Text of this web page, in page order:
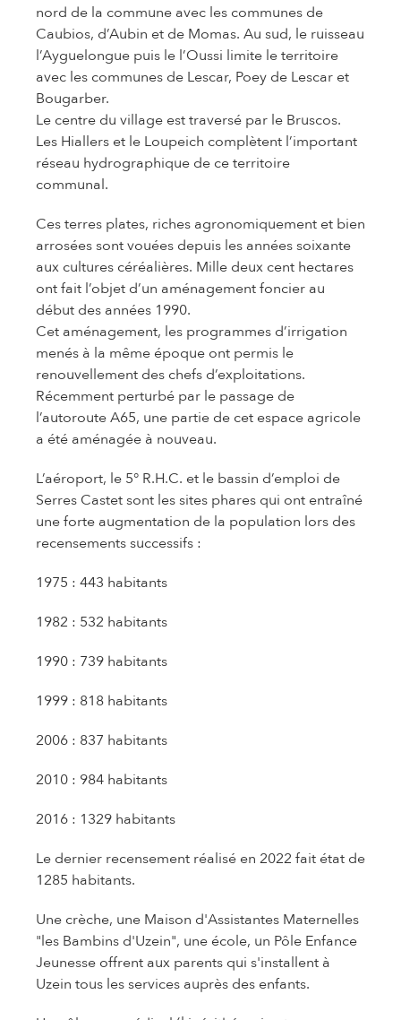
nord de la commune avec les communes de
Caubios, d’Aubin et de Momas. Au sud, le ruisseau
l’Ayguelongue puis le l’Oussi limite le territoire
avec les communes de Lescar, Poey de Lescar et
Bougarber.
Le centre du village est traversé par le Bruscos.
Les Hiallers et le Loupeich complètent l’important
réseau hydrographique de ce territoire
communal.
Ces terres plates, riches agronomiquement et bien
arrosées sont vouées depuis les années soixante
aux cultures céréalières. Mille deux cent hectares
ont fait l’objet d’un aménagement foncier au
début des années 1990.
Cet aménagement, les programmes d’irrigation
menés à la même époque ont permis le
renouvellement des chefs d’exploitations.
Récemment perturbé par le passage de
l’autoroute A65, une partie de cet espace agricole
a été aménagée à nouveau.
L’aéroport, le 5° R.H.C. et le bassin d’emploi de
Serres Castet sont les sites phares qui ont entraîné
une forte augmentation de la population lors des
recensements successifs :
1975 : 443 habitants
1982 : 532 habitants
1990 : 739 habitants
1999 : 818 habitants
2006 : 837 habitants
2010 : 984 habitants
2016 : 1329 habitants
Le dernier recensement réalisé en 2022 fait état de
1285 habitants.
Une crèche, une Maison d'Assistantes Maternelles
"les Bambins d'Uzein", une école, un Pôle Enfance
Jeunesse offrent aux parents qui s'installent à
Uzein tous les services auprès des enfants.